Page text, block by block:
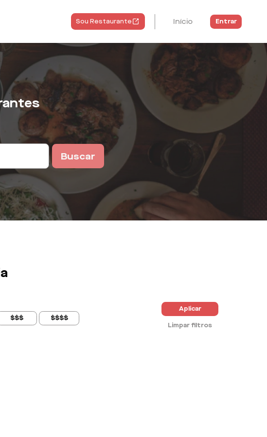
Sou Restaurante Início Entrar
Buscar
$$$ $$$$
Aplicar
Limpar filtros